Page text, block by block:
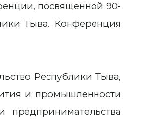
посвященной 90-
Тыва. Конференция
Республики Тыва,
и промышленности